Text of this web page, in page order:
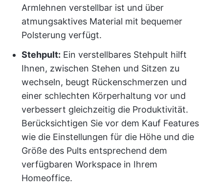
Armlehnen verstellbar ist und über
atmungsaktives Material mit bequemer
Polsterung verfügt.
Stehpult: Ein verstellbares Stehpult hilft
Ihnen, zwischen Stehen und Sitzen zu
wechseln, beugt Rückenschmerzen und
einer schlechten Körperhaltung vor und
verbessert gleichzeitig die Produktivität.
Berücksichtigen Sie vor dem Kauf Features
wie die Einstellungen für die Höhe und die
Größe des Pults entsprechend dem
verfügbaren Workspace in Ihrem
Homeoffice.